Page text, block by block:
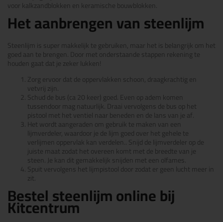
voor kalkzandblokken en keramische bouwblokken.
Het aanbrengen van steenlijm
Steenlijm is super makkelijk te gebruiken, maar het is belangrijk om het
goed aan te brengen. Door met onderstaande stappen rekening te
houden gaat dat je zeker lukken!
Zorg ervoor dat de oppervlakken schoon, draagkrachtig en
vetvrij zijn.
Schud de bus (ca 20 keer) goed. Even op adem komen
tussendoor mag natuurlijk. Draai vervolgens de bus op het
pistool met het ventiel naar beneden en de lans van je af.
Het wordt aangeraden om gebruik te maken van een
lijmverdeler, waardoor je de lijm goed over het gehele te
verlijmen oppervlak kan verdelen.. Snijd de lijmverdeler op de
juiste maat zodat het overeen komt met de breedte van je
steen. Je kan dit gemakkelijk snijden met een olfames.
Spuit vervolgens het lijmpistool door zodat er geen lucht meer in
zit.
Bestel steenlijm online bij
Kitcentrum